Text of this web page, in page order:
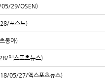
05/29/OSEN)
포스트)
동아)
엑스포츠뉴스)
05/27/엑스포츠뉴스)